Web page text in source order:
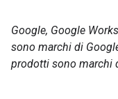
Google, Google
sono marchi di
prodotti sono marchi